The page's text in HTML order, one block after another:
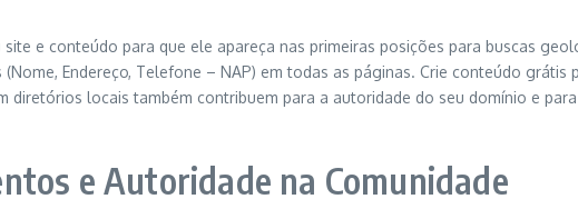
e conteúdo para que ele apareça nas primeiras posições para buscas
Endereço, Telefone – NAP) em todas as páginas. Crie conteúdo
diretórios locais também contribuem para a autoridade do seu domínio e
e Autoridade na Comunidade